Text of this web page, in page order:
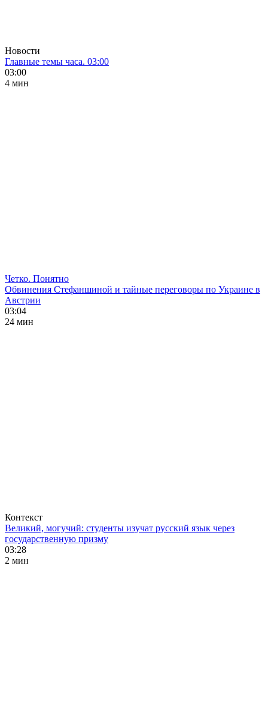
Новости
Главные темы часа. 03:00
03:00
4 мин
Четко. Понятно
Обвинения Стефаншиной и тайные переговоры по Украине в
Австрии
03:04
24 мин
Контекст
Великий, могучий: студенты изучат русский язык через
государственную призму
03:28
2 мин